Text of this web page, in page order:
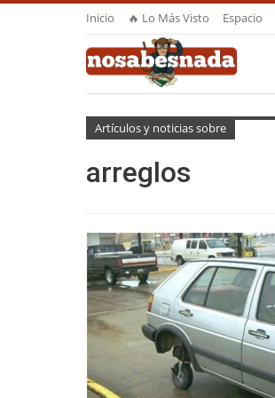
Inicio 🔥 Lo Más Visto Espacio
Artículos y noticias sobre
arreglos